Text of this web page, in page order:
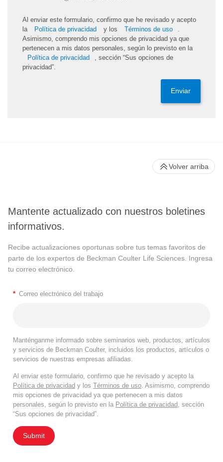
Al enviar este formulario, confirmo que he revisado y acepto
la
Política de privacidad y los Términos de uso
Asimismo, comprendo mis opciones de privacidad ya que
pertenecen a mis datos personales, según lo previsto en la
Política de privacidad
, sección “Sus opciones de
privacidad”.
Enviar
Mantente actualizado con nuestros boletines
informativos.
Recibe actualizaciones oportunas sobre tus temas favoritos de
parte de los expertos de Beckman Coulter Life Sciences. Ingresa
tu correo electrónico.
* Correo electrónico del trabajo
Manténganme informado sobre seminarios web, productos, artículos
y servicios de Beckman Coulter, incluidos los productos, artículos o
servicios de nuestras empresas afiliadas.
Al enviar este formulario, confirmo que he revisado y acepto la
Política de privacidad y los Términos de uso . Asimismo, comprendo
mis opciones de privacidad ya que pertenecen a mis datos
personales, según lo previsto en la Política de privacidad , sección
“Sus opciones de privacidad”.
Submit
Volver arriba